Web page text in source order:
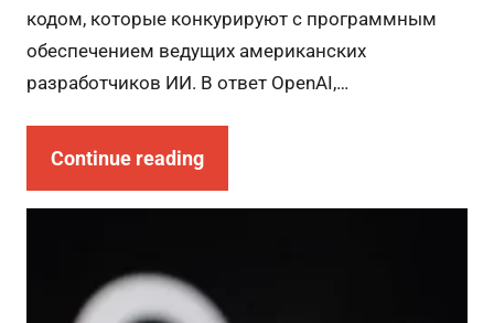
кодом, которые конкурируют с программным
обеспечением ведущих американских
разработчиков ИИ. В ответ OpenAI,…
Continue reading